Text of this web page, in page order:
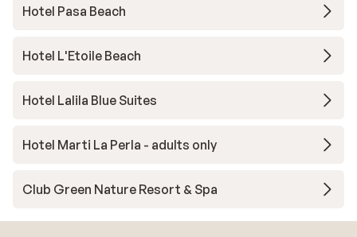
Hotel Pasa Beach
Hotel L'Etoile Beach
Hotel Lalila Blue Suites
Hotel Marti La Perla - adults only
Club Green Nature Resort & Spa